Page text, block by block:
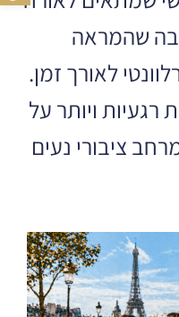
שהמראה
לאורך זמן.
רגעיות ויותר על
ציבורי נעים